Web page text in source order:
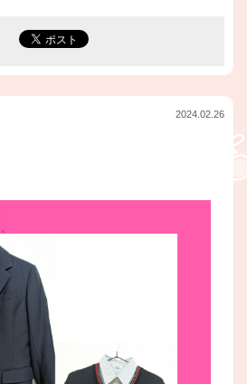
2024.02.26